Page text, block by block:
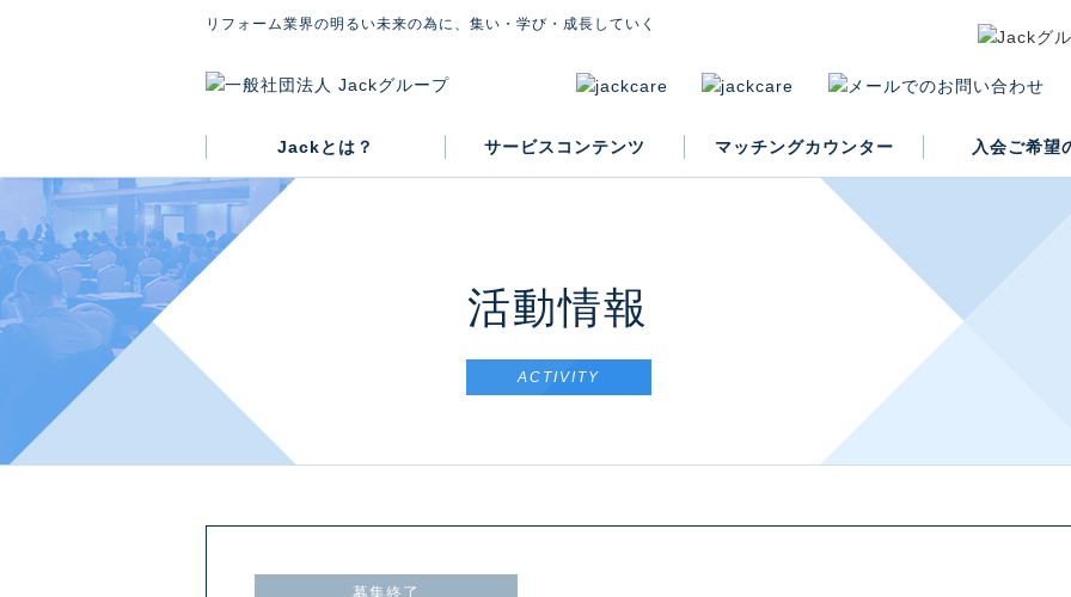
リフォーム業界の明るい未来の為に、集い・学び・成長していく
Jackとは？
グループ概要
代表紹介
会則
サービスコンテンツ マッチングカウンター 入会ご希望
活動情報
ACTIVITY
募集終了